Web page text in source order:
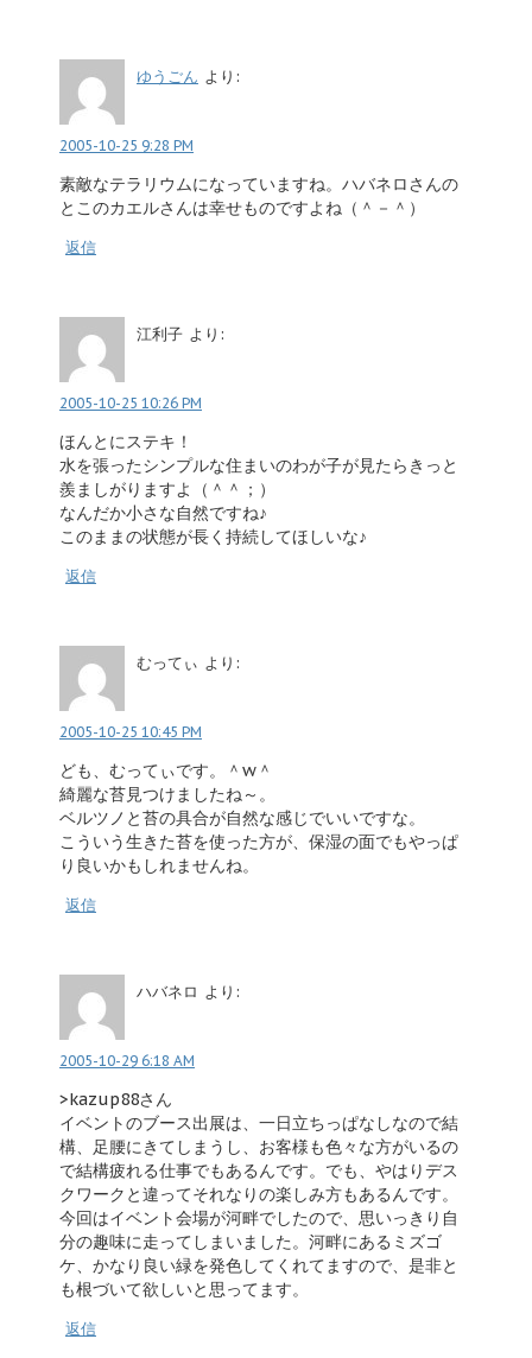
ゆうごん より:
2005-10-25 9:28 PM
素敵なテラリウムになっていますね。ハバネロさんの
とこのカエルさんは幸せものですよね（＾－＾）
返信
江利子 より:
2005-10-25 10:26 PM
ほんとにステキ！
水を張ったシンプルな住まいのわが子が見たらきっと
羨ましがりますよ（＾＾；）
なんだか小さな自然ですね♪
このままの状態が長く持続してほしいな♪
返信
むってぃ より:
2005-10-25 10:45 PM
ども、むってぃです。＾w＾
綺麗な苔見つけましたね～。
ベルツノと苔の具合が自然な感じでいいですな。
こういう生きた苔を使った方が、保湿の面でもやっぱ
り良いかもしれませんね。
返信
ハバネロ より:
2005-10-29 6:18 AM
>kazup88さん
イベントのブース出展は、一日立ちっぱなしなので結
構、足腰にきてしまうし、お客様も色々な方がいるの
で結構疲れる仕事でもあるんです。でも、やはりデス
クワークと違ってそれなりの楽しみ方もあるんです。
今回はイベント会場が河畔でしたので、思いっきり自
分の趣味に走ってしまいました。河畔にあるミズゴ
ケ、かなり良い緑を発色してくれてますので、是非と
も根づいて欲しいと思ってます。
返信